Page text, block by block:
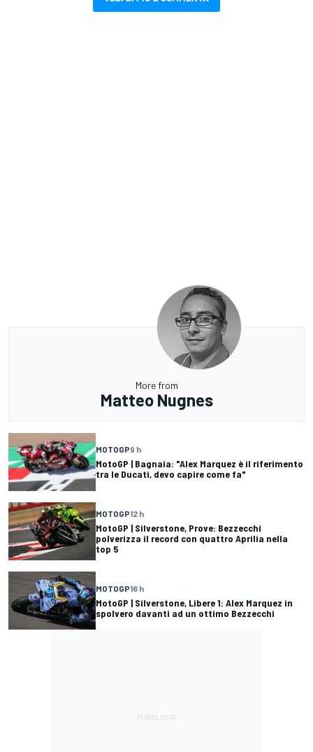
More from
Matteo Nugnes
MOTOGP9 h
MotoGP | Bagnaia: "Alex Marquez è il riferimento
tra le Ducati, devo capire come fa"
MOTOGP12 h
MotoGP | Silverstone, Prove: Bezzecchi
polverizza il record con quattro Aprilia nella
top 5
MOTOGP16 h
MotoGP | Silverstone, Libere 1: Alex Marquez in
spolvero davanti ad un ottimo Bezzecchi